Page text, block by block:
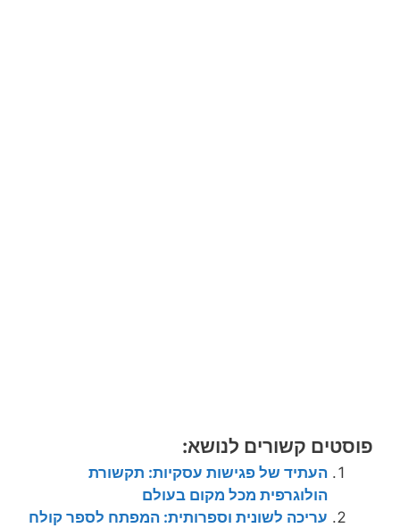
פוסטים קשורים לנושא:
העתיד של פגישות עסקיות: תקשורת
הולוגרפית מכל מקום בעולם
עריכה לשונית וספרותית: המפתח לספר קולח